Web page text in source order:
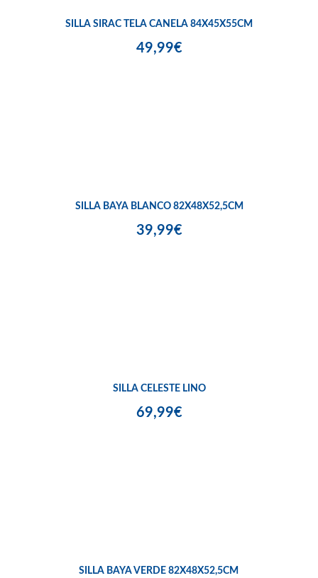
SILLA SIRAC TELA CANELA 84X45X55CM
49,99€
SILLA BAYA BLANCO 82X48X52,5CM
39,99€
SILLA CELESTE LINO
69,99€
SILLA BAYA VERDE 82X48X52,5CM